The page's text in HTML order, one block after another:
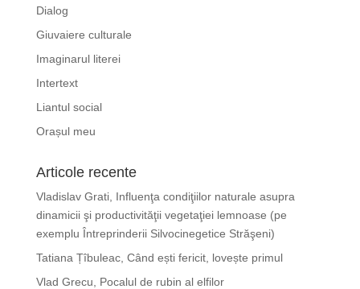
Dialog
Giuvaiere culturale
Imaginarul literei
Intertext
Liantul social
Orașul meu
Articole recente
Vladislav Grati, Influenţa condiţiilor naturale asupra
dinamicii şi productivităţii vegetaţiei lemnoase (pe
exemplu Întreprinderii Silvocinegetice Străşeni)
Tatiana Țîbuleac, Când ești fericit, lovește primul
Vlad Grecu, Pocalul de rubin al elfilor